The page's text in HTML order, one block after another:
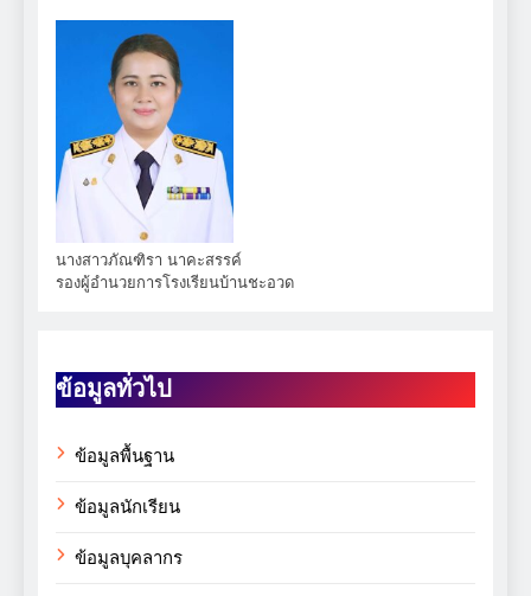
นางสาวภัณฑิรา นาคะสรรค์
รองผู้อำนวยการโรงเรียนบ้านชะอวด
ข้อมูลทั่วไป
ข้อมูลพื้นฐาน
ข้อมูลนักเรียน
ข้อมูลบุคลากร